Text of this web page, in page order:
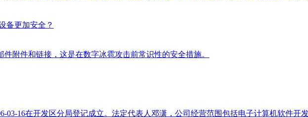
备更加安全？
附件和链接，这是在数字冰雹攻击前常识性的安全措施。
03-16在开发区分局登记成立。法定代表人邓潇，公司经营范围包括电子计算机软件开